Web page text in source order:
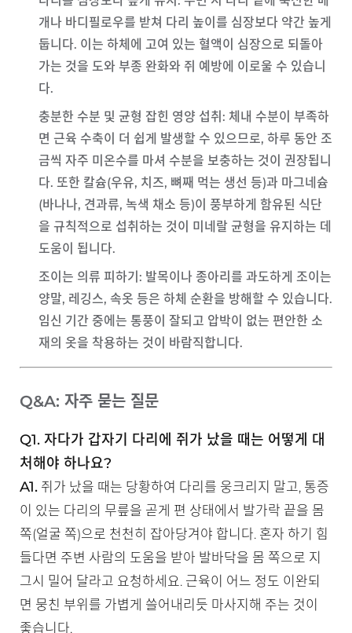
개나 바디필로우를 받쳐 다리 높이를 심장보다 약간 높게
둡니다. 이는 하체에 고여 있는 혈액이 심장으로 되돌아
가는 것을 도와 부종 완화와 쥐 예방에 이로울 수 있습니
다.
충분한 수분 및 균형 잡힌 영양 섭취 : 체내 수분이 부족하
면 근육 수축이 더 쉽게 발생할 수 있으므로, 하루 동안 조
금씩 자주 미온수를 마셔 수분을 보충하는 것이 권장됩니
다. 또한 칼슘(우유, 치즈, 뼈째 먹는 생선 등)과 마그네슘
(바나나, 견과류, 녹색 채소 등)이 풍부하게 함유된 식단
을 규칙적으로 섭취하는 것이 미네랄 균형을 유지하는 데
도움이 됩니다.
조이는 의류 피하기 : 발목이나 종아리를 과도하게 조이는
양말, 레깅스, 속옷 등은 하체 순환을 방해할 수 있습니다.
임신 기간 중에는 통풍이 잘되고 압박이 없는 편안한 소
재의 옷을 착용하는 것이 바람직합니다.
Q&A: 자주 묻는 질문
Q1. 자다가 갑자기 다리에 쥐가 났을 때는 어떻게 대
처해야 하나요?
A1. 쥐가 났을 때는 당황하여 다리를 웅크리지 말고, 통증
이 있는 다리의 무릎을 곧게 편 상태에서 발가락 끝을 몸
쪽(얼굴 쪽)으로 천천히 잡아당겨야 합니다. 혼자 하기 힘
들다면 주변 사람의 도움을 받아 발바닥을 몸 쪽으로 지
그시 밀어 달라고 요청하세요. 근육이 어느 정도 이완되
면 뭉친 부위를 가볍게 쓸어내리듯 마사지해 주는 것이
좋습니다.